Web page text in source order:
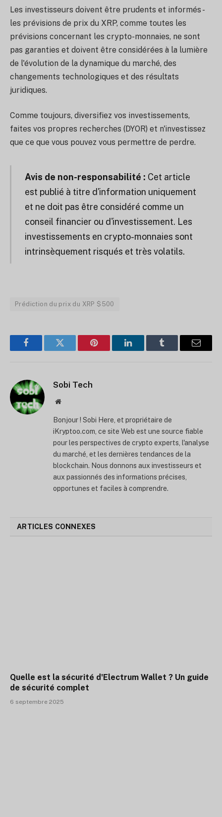
Les investisseurs doivent être prudents et informés -
les prévisions de prix du XRP, comme toutes les
prévisions concernant les crypto-monnaies, ne sont
pas garanties et doivent être considérées à la lumière
de l'évolution de la dynamique du marché, des
changements technologiques et des résultats
juridiques.
Comme toujours, diversifiez vos investissements,
faites vos propres recherches (DYOR) et n'investissez
que ce que vous pouvez vous permettre de perdre.
Avis de non-responsabilité : Cet article
est publié à titre d'information uniquement
et ne doit pas être considéré comme un
conseil financier ou d'investissement. Les
investissements en crypto-monnaies sont
intrinsèquement risqués et très volatils.
Prédiction du prix du XRP $500
FacebookTwitter Pinterest LinkedInTumblr
Sobi Tech
Site
Bonjour ! Sobi Here, et propriétaire de
iKryptoo.com, ce site Web est une source fiable
pour les perspectives de crypto experts, l'analyse
du marché, et les dernières tendances de la
blockchain. Nous donnons aux investisseurs et
aux passionnés des informations précises,
opportunes et faciles à comprendre.
ARTICLES CONNEXES
Quelle est la sécurité d'Electrum Wallet ? Un guide
de sécurité complet
6 septembre 2025